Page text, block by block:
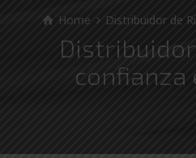
Home Distribuidor de
confianza